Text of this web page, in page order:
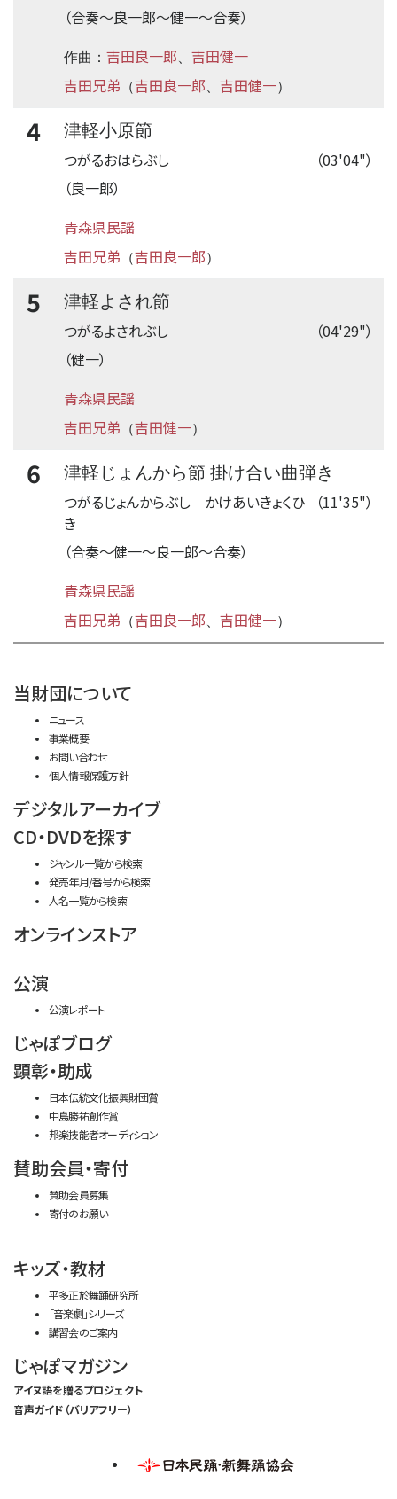
（合奏〜良一郎〜健一〜合奏）
作曲： 吉田良一郎
吉田健一
吉田兄弟 （吉田良一郎 吉田健一）
4
津軽小原節
（03'04"）
つがるおはらぶし
（良一郎）
青森県民謡
吉田兄弟 （吉田良一郎）
5
津軽よされ節
（04'29"）
つがるよされぶし
（健一）
青森県民謡
吉田兄弟 （吉田健一）
6
津軽じょんから節 掛け合い曲弾き
（11'35"）
つがるじょんからぶし かけあいきょくひ
き
（合奏〜健一〜良一郎〜合奏）
青森県民謡
吉田兄弟 （吉田良一郎 吉田健一）
当財団について
ニュース
事業概要
お問い合わせ
個人情報保護方針
デジタルアーカイブ
CD・DVDを探す
ジャンル一覧から検索
発売年月/番号から検索
人名一覧から検索
オンラインストア
公演
公演レポート
じゃぽブログ
顕彰・助成
日本伝統文化振興財団賞
中島勝祐創作賞
邦楽技能者オーディション
賛助会員・寄付
賛助会員募集
寄付のお願い
キッズ・教材
平多正於舞踊研究所
「音楽劇」シリーズ
講習会のご案内
じゃぽマガジン
アイヌ語を贈るプロジェクト
音声ガイド（バリアフリー）